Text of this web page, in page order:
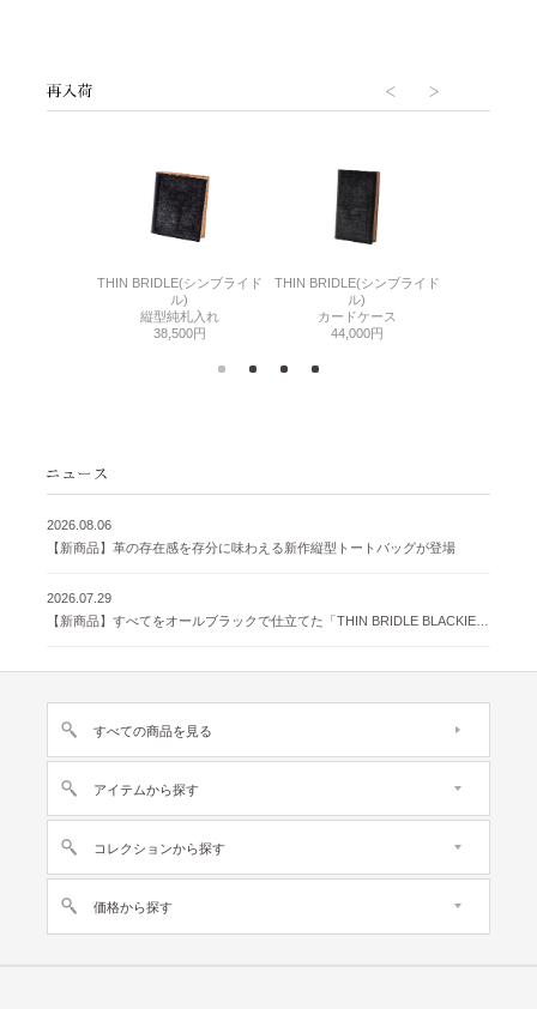
THIN BRIDLE(シンブライド
ル)
縦型純札入れ
38,500円
THIN BRIDLE(シンブライド
ル)
カードケース
44,000円
2026.08.06
【新商品】革の存在感を存分に味わえる新作縦型トートバッグが登場
2026.07.29
すべての商品を見る
アイテムから探す
コレクションから探す
価格から探す